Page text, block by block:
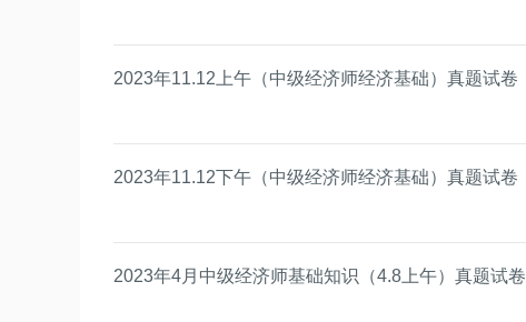
2023年11.12上午（中级经济师经济基础）真题试卷
2023年11.12下午（中级经济师经济基础）真题试卷
2023年4月中级经济师基础知识（4.8上午）真题试卷